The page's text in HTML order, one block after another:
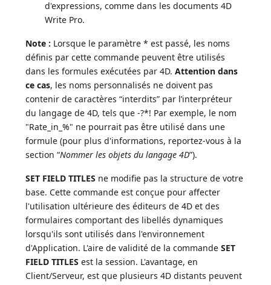
d'expressions, comme dans les documents 4D
Write Pro.
Note : Lorsque le paramètre * est passé, les noms
définis par cette commande peuvent être utilisés
dans les formules exécutées par 4D.Attention dans
ce cas, les noms personnalisés ne doivent pas
contenir de caractères “interdits” par l’interpréteur
du langage de 4D, tels que -?*! Par exemple, le nom
"Rate_in_%" ne pourrait pas être utilisé dans une
formule (pour plus d'informations, reportez-vous à la
section “Nommer les objets du langage 4D”).
SET FIELD TITLES ne modifie pas la structure de votre
base. Cette commande est conçue pour affecter
l'utilisation ultérieure des éditeurs de 4D et des
formulaires comportant des libellés dynamiques
lorsqu'ils sont utilisés dans l'environnement
d'Application. L'aire de validité de la commandeSET
FIELD TITLES est la session. L'avantage, en
Client/Serveur, est que plusieurs 4D distants peuvent